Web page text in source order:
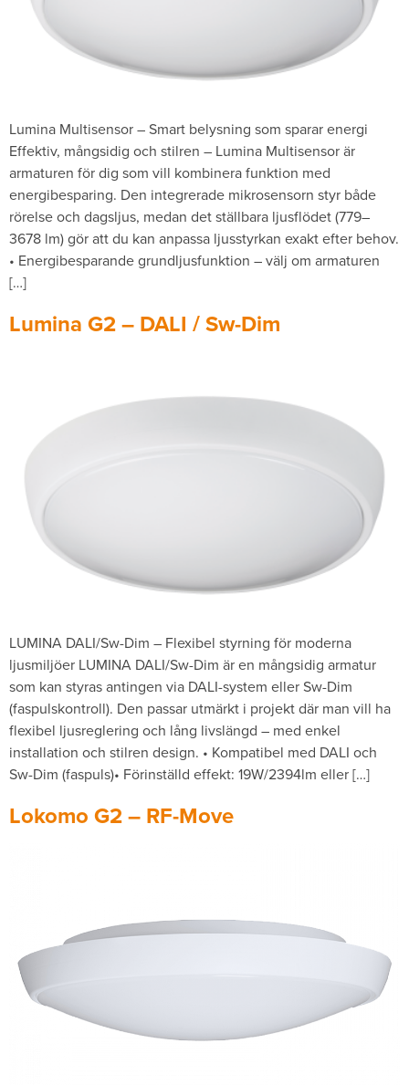
Lumina Multisensor – Smart belysning som sparar energi
Effektiv, mångsidig och stilren – Lumina Multisensor är
armaturen för dig som vill kombinera funktion med
energibesparing. Den integrerade mikrosensorn styr både
rörelse och dagsljus, medan det ställbara ljusflödet (779–
3678 lm) gör att du kan anpassa ljusstyrkan exakt efter behov.
• Energibesparande grundljusfunktion – välj om armaturen
[…]
Lumina G2 – DALI / Sw-Dim
LUMINA DALI/Sw-Dim – Flexibel styrning för moderna
ljusmiljöer LUMINA DALI/Sw-Dim är en mångsidig armatur
som kan styras antingen via DALI-system eller Sw-Dim
(faspulskontroll). Den passar utmärkt i projekt där man vill ha
flexibel ljusreglering och lång livslängd – med enkel
installation och stilren design. • Kompatibel med DALI och
Sw-Dim (faspuls)• Förinställd effekt: 19W/2394lm eller […]
Lokomo G2 – RF-Move